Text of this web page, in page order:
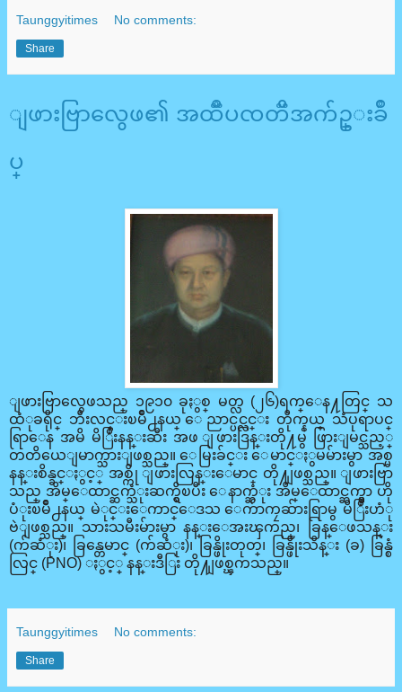
Taunggyitimes No comments:
Share
ျဖားဗြာလွေဖ၏ အထၱဳပၸတၱိအက်ဥ္းခ်ဳ
ပ္
ျဖားဗြာလွေဖသည္ ၁၉၁၀ ခုႏွစ္ မတ္လ (၂၆)ရက္ေန႔တြင္ သ
ထံုခရိုင္ ဘီးလင္းၿမိဳ႕နယ္ ေညာင္ပင္လင္း တိုက္နယ္ သံပုရာပင္
ရြာေန အမိ မိြဳးနန္းဆီး အဖ ျဖားဒြန္းတို႔မွ ဖြားျမင္သည့္
တတိယေျမာက္သားျဖစ္သည္။ ေမြးခ်င္း ေမာင္ႏွမမ်ားမွာ အစ္မ
နန္းစိန္ခင္ႏွင့္ အစ္ကို ျဖားလြန္းေမာင္ တို႔ျဖစ္သည္။ ျဖားဗြာ
သည္ အိမ္ေထာင္ဆက္သံုးဆက္ရွိၿပီး ေနာက္ဆံုး အိမ္ေထာင္ဆက္မွာ ဟို
ပံုးၿမိဳ႕နယ္ မဲုင္းေကာင္ေဒသ ေက်ာကၠဆ်ားရြာမွ မိြဳးဟံု
ဗဲျဖစ္သည္။ သားသမီးမ်ားမွာ နန္းေအးၾကည္၊ ခြန္ေဖသန္း
(က်ဆံုး)၊ ခြန္တေမာင္ (က်ဆံုး)၊ ခြန္ဖိုးတုတ္၊ ခြန္ဖိုးသိန္း (ခ) ခြန္စံ
လြင္ (PNO) ႏွင့္ နန္းဒီြး တို႔ျဖစ္ၾကသည္။
Taunggyitimes No comments:
Share